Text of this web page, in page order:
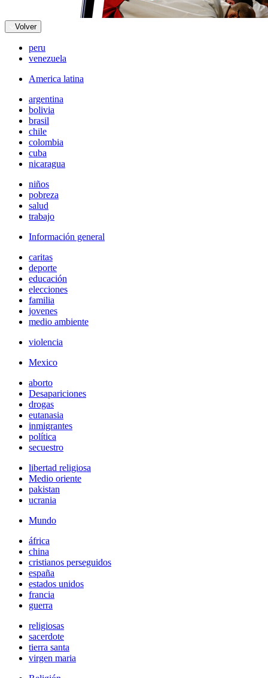
Volver
peru
venezuela
America latina
argentina
bolivia
brasil
chile
colombia
cuba
nicaragua
niños
pobreza
salud
trabajo
Información general
caritas
deporte
educación
elecciones
familia
jovenes
medio ambiente
violencia
Mexico
aborto
Desapariciones
drogas
eutanasia
inmigrantes
política
secuestro
libertad religiosa
Medio oriente
pakistan
ucrania
Mundo
áfrica
china
cristianos perseguidos
españa
estados unidos
francia
guerra
religiosas
sacerdote
tierra santa
virgen maria